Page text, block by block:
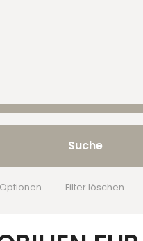
Suche
Filter löschen